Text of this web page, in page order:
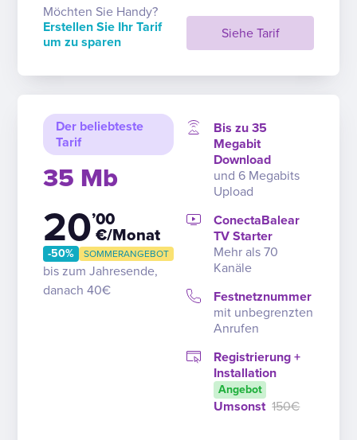
Siehe Tarif
Möchten Sie Handy?
Erstellen Sie Ihr Tarif
um zu sparen
Der beliebteste
Tarif
35 Mb
20’00
€/Monat
-50% SOMMERANGEBOT
bis zum Jahresende,
danach 40€
Bis zu 35
Megabit
Download
und 6 Megabits
Upload
ConectaBalear
TV Starter
Mehr als 70
Kanäle
Festnetznummer
mit unbegrenzten
Anrufen
Registrierung +
Installation
Angebot
Umsonst 150€